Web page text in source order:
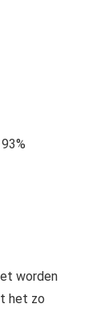
worden
het zo